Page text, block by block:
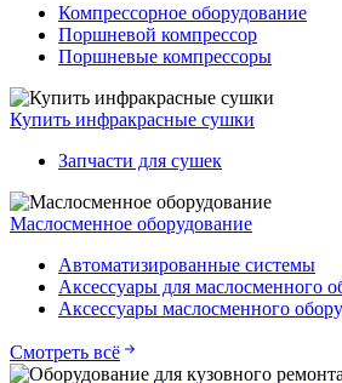
Компрессорное оборудование
Поршневой компрессор
Поршневые компрессоры
Купить инфракрасные сушки
Запчасти для сушек
Маслосменное оборудование
Автоматизированные системы
Аксессуары для маслосменного
Аксессуары маслосменного
Смотреть всё